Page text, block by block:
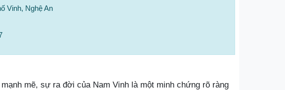
Vinh, Nghệ An
mẽ, sự ra đời của Nam Vinh là một minh chứng rõ ràng